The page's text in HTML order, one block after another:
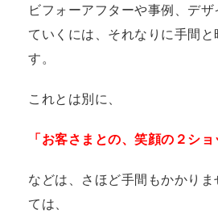
ビフォーアフターや事例、デ
ていくには、それなりに手間と
す。
これとは別に、
「お客さまとの、笑顔の２ショ
などは、さほど手間もかかり
ては、